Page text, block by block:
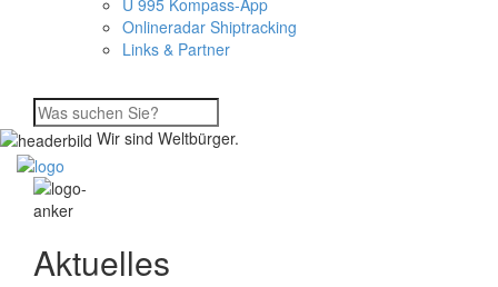
U 995 Kompass-App
Onlineradar Shiptracking
Links & Partner
Wir sind Weltbürger.
Aktuelles